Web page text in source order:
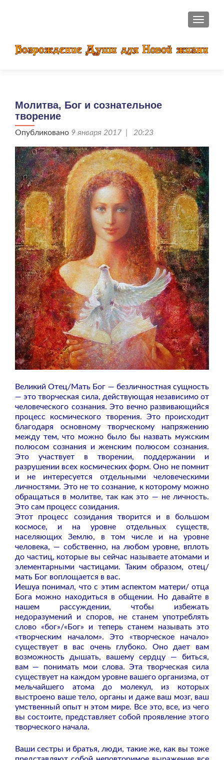
Молитва, Бог и сознательное
творение
Опубликовано 9 января 2017 | 20:23
Великий Отец/Мать Бог — безличностная сущность
— это творческая сила, действующая независимо от
человеческого сознания. Это вечно развивающийся
процесс космического творения. Это происходит
благодаря основному творческому напряжению
между тем, что можно было бы назвать мужским
полюсом сознания и женским полюсом сознания.
Это участвует в творении, поддержании и
разрушении всех космических форм. Оно не помнит
и не интересуется отдельными человеческими
личностями. Это не то сознание, к которому можно
обращаться в молитве, так как это — не личность.
Это сам процесс созидания.
Этот процесс созидания творится и в большом
космосе, и на уровне отдельных существ,
населяющих Землю, в том числе и на уровне
человека, — собственно, на любом уровне, вплоть
до частиц, которые вы сейчас называете атомами и
элементарными частицами. Таким образом, отец/
мать Бог воплощается в вас.
Иешуа понимал, что с этим аспектом матери/ отца
Бога можно находиться в общении. Но давайте в
нашем рассуждении, чтобы избежать
недоразумений и споров, не станем употреблять
слово «бог»/«Бог» и теперь станем называть это
«творческим началом». Это «творческое начало»
существует в вас очень глубоко. Оно дает вам
возможность дышать, вашему сердцу — биться,
вам — понимать мои слова. Эта творческая сила
существует на каждом уровне вашего организма, от
мельчайшего атома до молекул, из которых
выстроено ваше тело, органы и даже ваш мозг, ваш
умственный опыт н этом мире. Все это, все, из чего
вы состоите, представляет собой проявление этого
творческого начала.
Ваши сестры и братья, люди, такие же, как вы тоже